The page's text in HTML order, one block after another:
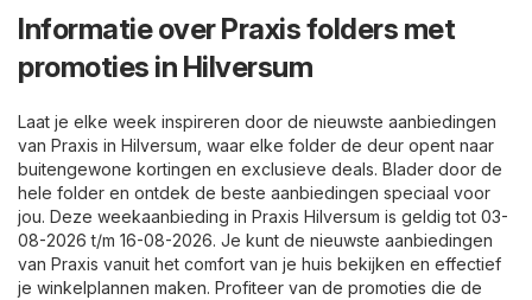
Informatie over Praxis folders met
promoties in Hilversum
Laat je elke week inspireren door de nieuwste aanbiedingen
van Praxis in Hilversum, waar elke folder de deur opent naar
buitengewone kortingen en exclusieve deals. Blader door de
hele folder en ontdek de beste aanbiedingen speciaal voor
jou. Deze weekaanbieding in Praxis Hilversum is geldig tot 03-
08-2026 t/m 16-08-2026. Je kunt de nieuwste aanbiedingen
van Praxis vanuit het comfort van je huis bekijken en effectief
je winkelplannen maken. Profiteer van de promoties die de